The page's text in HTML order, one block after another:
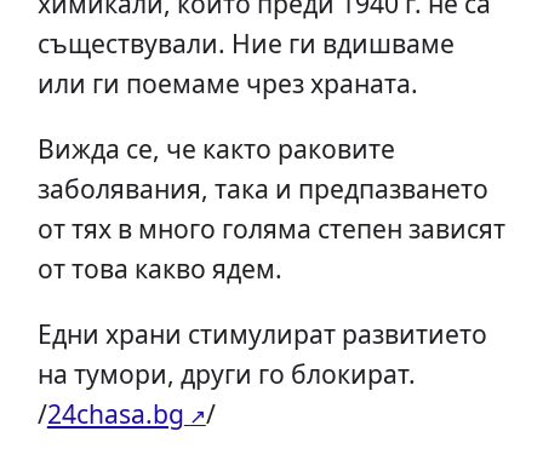
съществували. Ние ги вдишваме
или ги поемаме чрез храната.
Вижда се, че както раковите
заболявания, така и предпазването
от тях в много голяма степен зависят
от това какво ядем.
Едни храни стимулират развитието
на тумори, други го блокират.
/24chasa.bg
/